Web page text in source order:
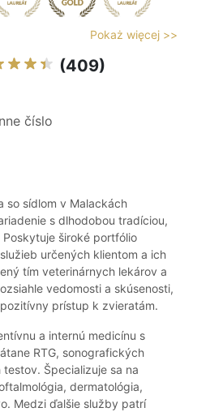
Pokaż więcej >>
(409)
číslo
so sídlom v Malackách
s dlhodobou tradíciou,
široké portfólio
určených klientom a ich
tím veterinárnych lekárov a
vedomosti a skúsenosti,
prístup k zvieratám.
a internú medicínu s
RTG, sonografických
Špecializuje sa na
dermatológia,
Medzi ďalšie služby patrí